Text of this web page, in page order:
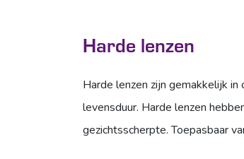
Harde lenzen
Harde lenzen zijn gemakkelijk
levensduur. Harde lenzen
gezichtsscherpte. Toepasbaar